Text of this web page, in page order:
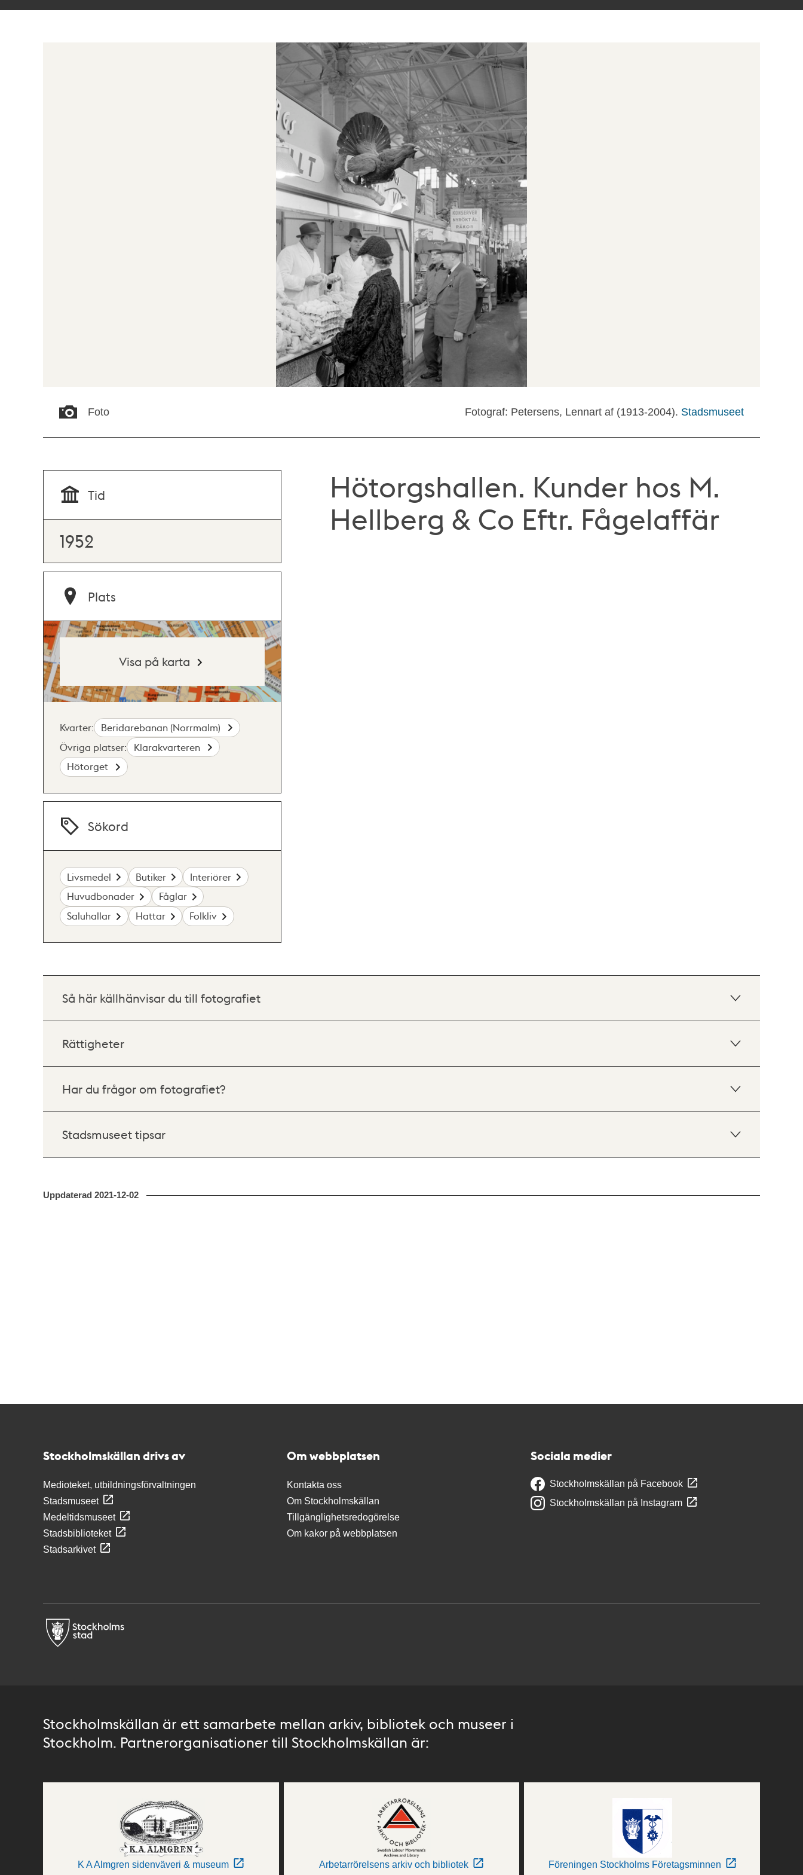
Foto Fotograf: Petersens, Lennart af (1913-2004). Stadsmuseet
Hötorgshallen. Kunder hos M.
Hellberg & Co Eftr. Fågelaffär
Tid
1952
Plats
Visa på karta
Kvarter:
Beridarebanan (Norrmalm)
Övriga platser:
Klarakvarteren
Hötorget
Sökord
Livsmedel Butiker
Interiörer
Huvudbonader
Fåglar
Saluhallar
Hattar Folkliv
Så här källhänvisar du till fotografiet
Rättigheter
Har du frågor om fotografiet?
Stadsmuseet tipsar
Uppdaterad 2021-12-02
Stockholmskällan drivs av
Medioteket, utbildningsförvaltningen
Stadsmuseet
Medeltidsmuseet
Stadsbiblioteket
Stadsarkivet
Om webbplatsen
Kontakta oss
Om Stockholmskällan
Tillgänglighetsredogörelse
Om kakor på webbplatsen
Sociala medier
Stockholmskällan på Facebook
Stockholmskällan på Instagram
Stockholmskällan är ett samarbete mellan arkiv, bibliotek och museer i
Stockholm. Partnerorganisationer till Stockholmskällan är:
K A Almgren sidenväveri & museum Arbetarrörelsens arkiv och bibliotek Föreningen Stockholms Företagsminnen